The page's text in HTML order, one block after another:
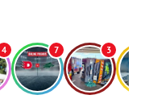
4 7 3